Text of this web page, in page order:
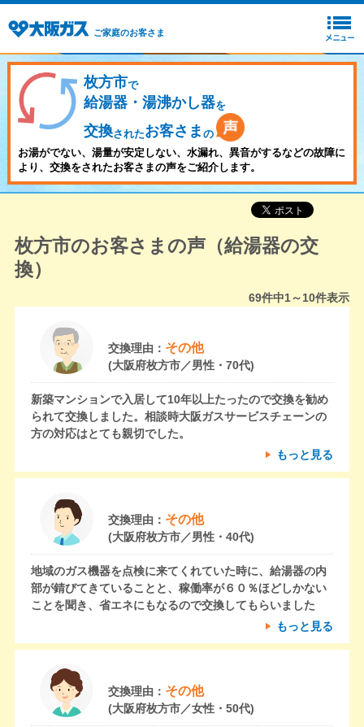
ご家庭のお客さま
枚方市で
給湯器・湯沸かし器を
交換されたお客さま の
お湯がでない、湯量が安定しない、水漏れ、異音がするなどの故障に
より、交換をされたお客さまの声をご紹介します。
枚方市のお客さまの声（給湯器の交
換）
69件中1～10件表示
交換理由： その他
(大阪府枚方市／男性・70代)
新築マンションで入居して10年以上たったので交換を勧め
られて交換しました。相談時大阪ガスサービスチェーンの
方の対応はとても親切でした。
もっと見る
交換理由： その他
(大阪府枚方市／男性・40代)
地域のガス機器を点検に来てくれていた時に、給湯器の内
部が錆びてきていることと、稼働率が６０％ほどしかない
ことを聞き、省エネにもなるので交換してもらいました
もっと見る
交換理由： その他
(大阪府枚方市／女性・50代)